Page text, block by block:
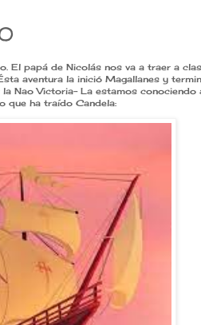
El papá de Nicolás nos va a traer a
aventura la inició Magallanes y
Nao Victoria- La estamos conociendo
que ha traído Candela: